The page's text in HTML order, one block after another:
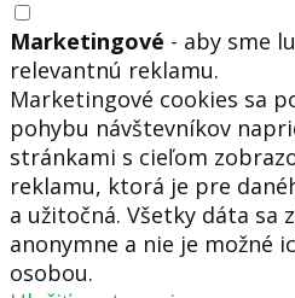
Marketingové - aby sme
relevantnú reklamu.
Marketingové cookies sa
pohybu návštevníkov
stránkami s cieľom
reklamu, ktorá je pre
a užitočná. Všetky dáta sa
anonymne a nie je možné
osobou.